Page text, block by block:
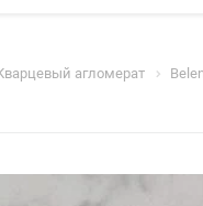
агломерат